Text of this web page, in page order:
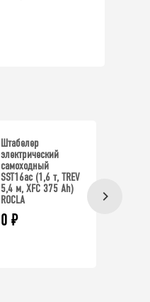
Штабелер
электрический
самоходный
SST16ac (1,6 т, TREV
5,4 м, XFC 375 Ah)
ROCLA
0 ₽